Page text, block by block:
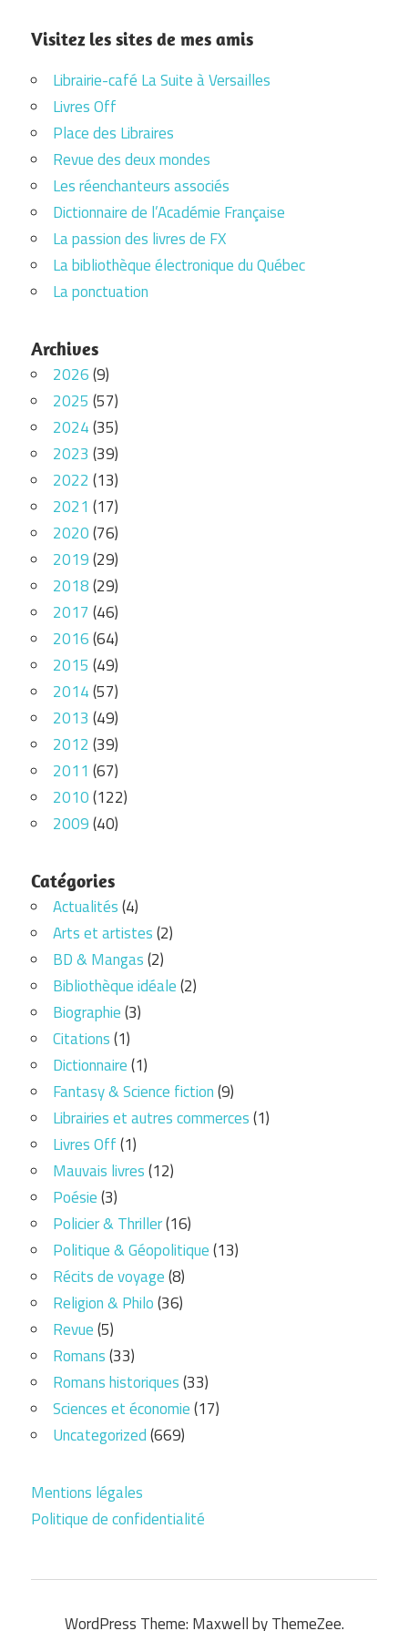
Visitez les sites de mes amis
Librairie-café La Suite à Versailles
Livres Off
Place des Libraires
Revue des deux mondes
Les réenchanteurs associés
Dictionnaire de l’Académie Française
La passion des livres de FX
La bibliothèque électronique du Québec
La ponctuation
Archives
2026(9)
2025 (57)
2024(35)
2023 (39)
2022 (13)
2021 (17)
2020(76)
2019(29)
2018(29)
2017 (46)
2016(64)
2015 (49)
2014(57)
2013 (49)
2012 (39)
2011 (67)
2010(122)
2009(40)
Catégories
Actualités(4)
Arts et artistes(2)
BD & Mangas(2)
Bibliothèque idéale(2)
Biographie(3)
Citations(1)
Dictionnaire(1)
Fantasy & Science fiction(9)
Librairies et autres commerces(1)
Livres Off(1)
Mauvais livres(12)
Poésie(3)
Policier & Thriller(16)
Politique & Géopolitique(13)
Récits de voyage(8)
Religion & Philo(36)
Revue(5)
Romans(33)
Romans historiques(33)
Sciences et économie(17)
Uncategorized(669)
Mentions légales
Politique de confidentialité
WordPress Theme: Maxwell by ThemeZee.